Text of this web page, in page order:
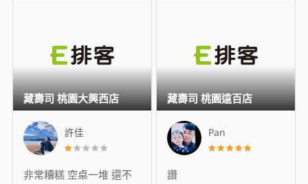
許佳
非常糟糕 空桌一堆 還不
藏壽司 桃園大興西店
Pan
讚
藏壽司 桃園遠百店